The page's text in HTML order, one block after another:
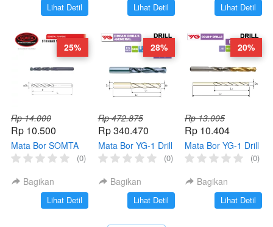
`Lihat Detil
`
Lihat Detil
`Lihat Detil
Rp 14.000
Rp 10.500
Mata Bor SOMTA
Drill HSS Standar(0)
Bagikan
`Lihat Detil
25%
Rp 472.875
Rp 340.470
Mata Bor YG-1 Drill
Carbide Standar
(0)
Bagikan
`
Lihat Detil
28%
Rp 13.005
Rp 10.404
Mata Bor YG-1 Drill
HSS Standar GOLD
(0)
Bagikan
`Lihat Detil
20%